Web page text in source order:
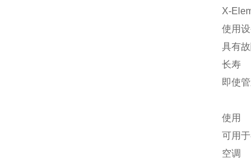
X-
使用
具有
长寿
即使
使用
可用于
空调